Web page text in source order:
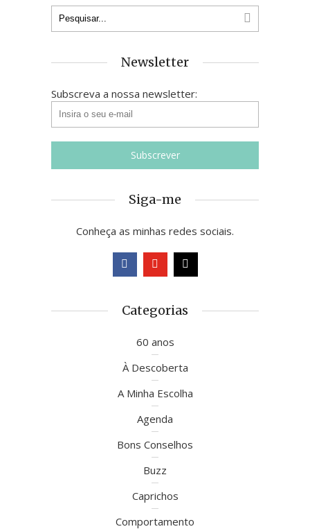
Newsletter
Subscreva a nossa newsletter:
Siga-me
Conheça as minhas redes sociais.
Categorias
60 anos
À Descoberta
A Minha Escolha
Agenda
Bons Conselhos
Buzz
Caprichos
Comportamento